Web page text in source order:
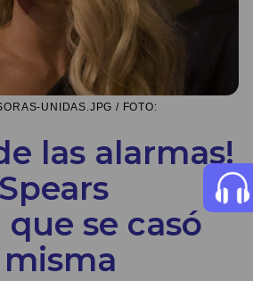
UNIDAS.JPG / FOTO:
las alarmas!
se casó